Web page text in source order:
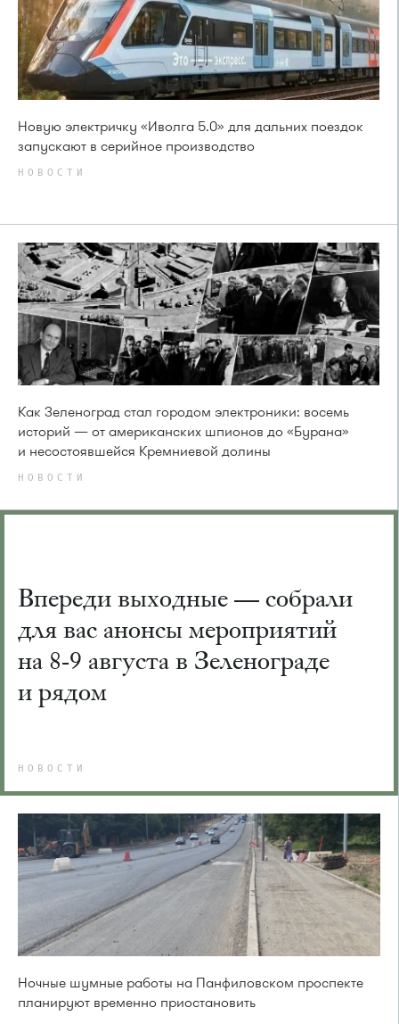
Новую электричку «Иволга 5.0» для дальних поездок
запускают в серийное производство
НОВОСТИ
Как Зеленоград стал городом электроники: восемь
историй — от американских шпионов до «Бурана»
и несостоявшейся Кремниевой долины
НОВОСТИ
Впереди выходные — собрали
для вас анонсы мероприятий
на 8-9 августа в Зеленограде
и рядом
НОВОСТИ
Ночные шумные работы на Панфиловском проспекте
планируют временно приостановить